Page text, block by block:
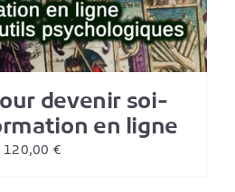
devenir soi-
en ligne
120,00 €